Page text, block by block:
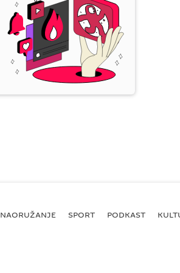
NAORUŽANJE SPORT PODKAST